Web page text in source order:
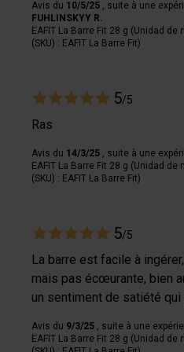
déclaration sur les cookies.
Les cookies nous permettent
analyse du trafic. Nous
informations sur votre
qui peuvent combiner
autres que vous leur
Avis du 10/5/25 , suite à une
FUHLINSKYY R.
EAFIT La Barre Fit 28 g (Unidad
(SKU) : EAFIT La Barre Fit)
5/5
Ras
Avis du 14/3/25 , suite à une
EAFIT La Barre Fit 28 g (Unidad
(SKU) : EAFIT La Barre Fit)
5/5
La barre est facile à
mais pas écœurante, bien
un sentiment de satiété qui
Avis du 9/3/25 , suite à une
EAFIT La Barre Fit 28 g (Unidad